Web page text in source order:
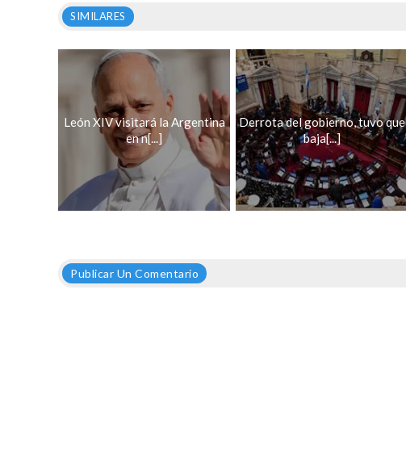
SIMILARES
León XIV visitará la Argentina
en n[...]
Derrota del gobierno, tuvo que
baja[...]
Publicar Un Comentario